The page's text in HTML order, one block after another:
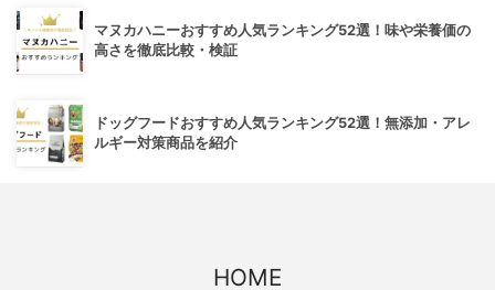
マヌカハニーおすすめ人気ランキング52選！味や栄養価の
高さを徹底比較・検証
ドッグフードおすすめ人気ランキング52選！無添加・アレ
ルギー対策商品を紹介
HOME